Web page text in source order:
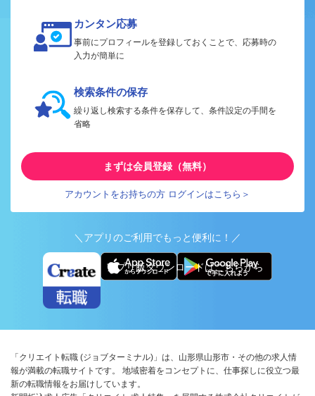
カンタン応募
事前にプロフィールを登録しておくことで、応募時の
入力が簡単に
検索条件の保存
繰り返し検索する条件を保存して、条件設定の手間を
省略
まずは会員登録（無料）
アカウントをお持ちの方 ログインはこちら＞
＼アプリのご利用でもっと便利に！／
アプリ版ダウンロードはこちらから
「クリエイト転職 (ジョブターミナル)」は、山形県山形市・その他の求人情
報が満載の転職サイトです。 地域密着をコンセプトに、仕事探しに役立つ最
新の転職情報をお届けしています。